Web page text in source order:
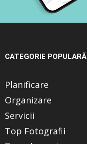
CATEGORIE POPULARĂ
Planificare
Organizare
Servicii
Top Fotografii